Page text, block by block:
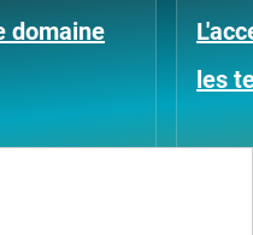
domaine
les